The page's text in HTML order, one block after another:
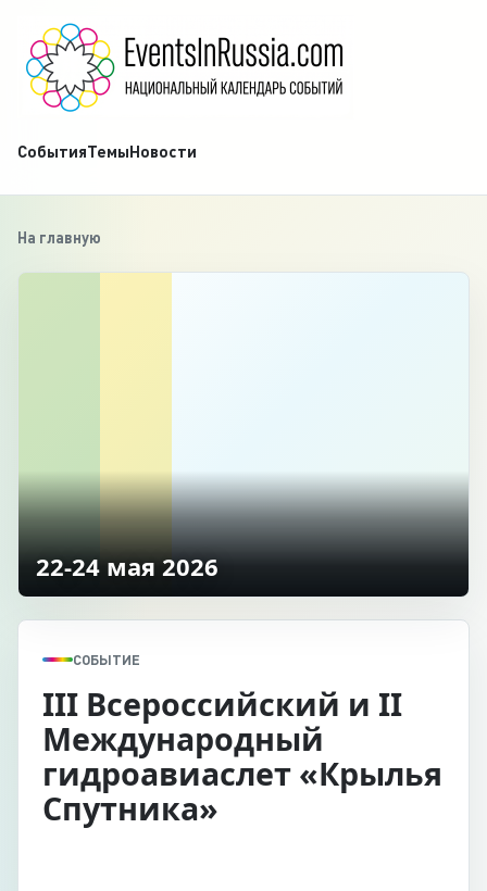
СобытияТемыНовости
На главную
22-24 мая 2026
СОБЫТИЕ
III Всероссийский и II
Международный
гидроавиаслет «Крылья
Спутника»